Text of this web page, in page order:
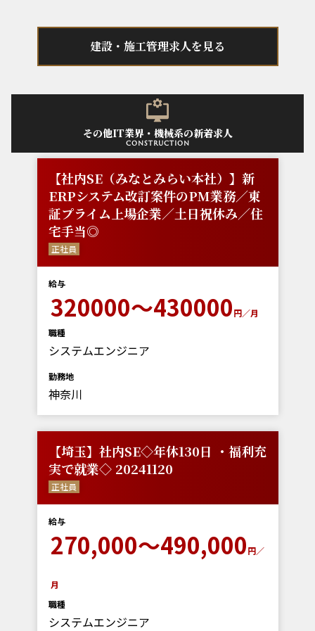
建設・施工管理求人を見る
その他IT業界・機械系の新着求人
construction
【社内SE（みなとみらい本社）】新
ERPシステム改訂案件のPM業務／東
証プライム上場企業／土日祝休み／住
宅手当◎
正社員
給与
320000～430000円／月
職種
システムエンジニア
勤務地
神奈川
【埼玉】社内SE◇年休130日 ・福利充
実で就業◇ 20241120
正社員
給与
270,000～490,000円／
月
職種
システムエンジニア